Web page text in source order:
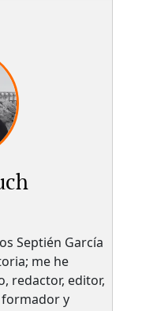
Septién García
me he
redactor, editor,
y